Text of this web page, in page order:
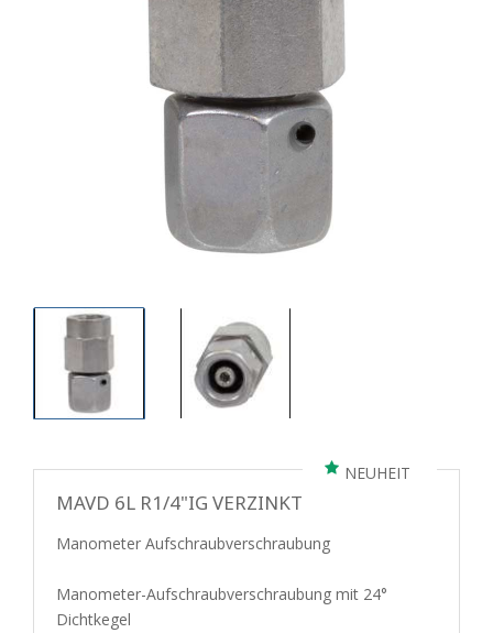
NEUHEIT
MAVD 6L R1/4"IG VERZINKT
Manometer Aufschraubverschraubung
Manometer-Aufschraubverschraubung mit 24°
Dichtkegel